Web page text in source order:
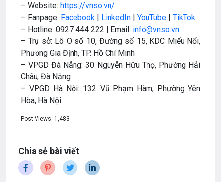
– Website: https://vnso.vn/
– Fanpage: Facebook | LinkedIn | YouTube | TikTok
– Hotline: 0927 444 222 | Email: info@vnso.vn
– Trụ sở: Lô O số 10, Đường số 15, KDC Miếu Nổi,
Phường Gia Định, TP. Hồ Chí Minh
– VPGD Đà Nẵng: 30 Nguyễn Hữu Thọ, Phường Hải
Châu, Đà Nẵng
– VPGD Hà Nội: 132 Vũ Phạm Hàm, Phường Yên
Hòa, Hà Nội
Post Views: 1,483
Chia sẻ bài viết